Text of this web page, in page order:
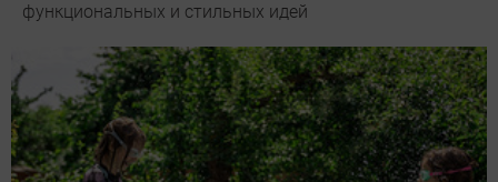
функциональных и стильных идей